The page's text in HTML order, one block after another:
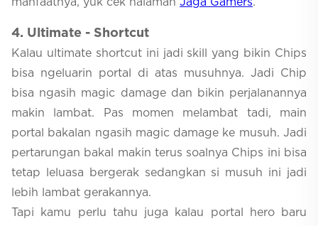
4. Ultimate - Shortcut
Kalau ultimate shortcut ini jadi skill yang bikin Chips
bisa ngeluarin portal di atas musuhnya. Jadi Chip
bisa ngasih magic damage dan bikin perjalanannya
makin lambat. Pas momen melambat tadi, main
portal bakalan ngasih magic damage ke musuh. Jadi
pertarungan bakal makin terus soalnya Chips ini bisa
tetap leluasa bergerak sedangkan si musuh ini jadi
lebih lambat gerakannya.
Tapi kamu perlu tahu juga kalau portal hero baru